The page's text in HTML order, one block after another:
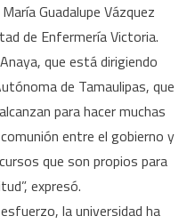
Guadalupe Vázquez
de Enfermería Victoria.
que está dirigiendo
de Tamaulipas, que
para hacer muchas
entre el gobierno y
que son propios para
expresó.
la universidad ha